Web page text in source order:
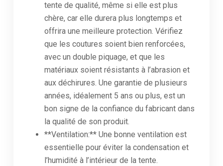
tente de qualité, même si elle est plus
chère, car elle durera plus longtemps et
offrira une meilleure protection. Vérifiez
que les coutures soient bien renforcées,
avec un double piquage, et que les
matériaux soient résistants à l’abrasion et
aux déchirures. Une garantie de plusieurs
années, idéalement 5 ans ou plus, est un
bon signe de la confiance du fabricant dans
la qualité de son produit.
**Ventilation:** Une bonne ventilation est
essentielle pour éviter la condensation et
l’humidité à l’intérieur de la tente.